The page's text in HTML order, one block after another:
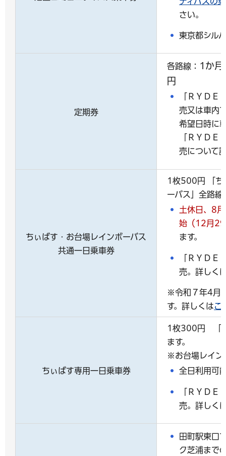
さい。
東京都シル
定期券
各路線： 1か
円
「ＲＹＤＥ
売又は車内
希望日時に
「ＲＹＤＥ
売について
ちぃばす・お台場レインボーバス
共通一日乗車券
1枚500円 「ち
ーバス」全路線
土休日、8
始（12月
ます。
「ＲＹＤＥ
売。詳しく
※令和７年4月
す。詳しくはこ
ちぃばす専用一日乗車券
1枚300円 「
ます。
※お台場レイン
全日利用可
「ＲＹＤＥ
売。詳しく
田町駅東口
ク芝浦まで